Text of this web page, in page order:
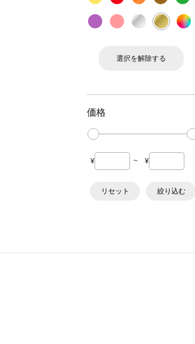
選択を解除する
価格
¥ ~ ¥
リセット 絞り込む